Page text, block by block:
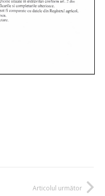
Articolul următor